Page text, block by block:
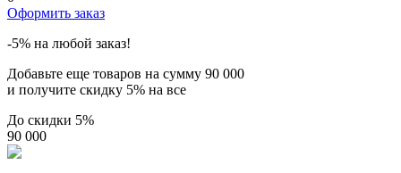
Оформить заказ
-5% на любой заказ!
Добавьте еще товаров на сумму 90 000
и получите скидку 5% на все
До скидки 5%
90 000